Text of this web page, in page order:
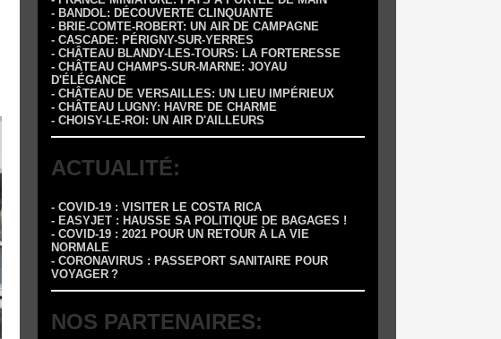
- BANDOL: DÉCOUVERTE CLINQUANTE
- BRIE-COMTE-ROBERT: UN AIR DE CAMPAGNE
- CASCADE: PÉRIGNY-SUR-YERRES
- CHÂTEAU BLANDY-LES-TOURS: LA FORTERESSE
- CHÂTEAU CHAMPS-SUR-MARNE: JOYAU
D'ÉLÉGANCE
- CHÂTEAU DE VERSAILLES: UN LIEU IMPÉRIEUX
- CHÂTEAU LUGNY: HAVRE DE CHARME
- CHOISY-LE-ROI: UN AIR D'AILLEURS
ACTUALITÉ:
- COVID-19 : VISITER LE COSTA RICA
- EASYJET : HAUSSE SA POLITIQUE DE BAGAGES !
- COVID-19 : 2021 POUR UN RETOUR À LA VIE
NORMALE
- CORONAVIRUS : PASSEPORT SANITAIRE POUR
VOYAGER ?
NOS PARTENAIRES: